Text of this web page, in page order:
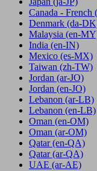
Canada - French
Denmark (da-
Malaysia (en-
India (en-IN)
Mexico (es-MX)
Taiwan (zh-TW)
Jordan (ar-JO)
Jordan (en-JO)
Lebanon (ar-LB)
Lebanon (en-LB)
Oman (en-OM)
Oman (ar-OM)
Qatar (en-QA)
Qatar (ar-QA)
UAE (ar-AE)